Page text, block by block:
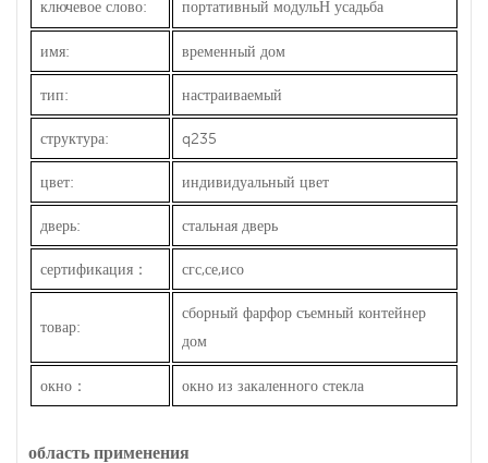
ключевое слово: портативный модульH усадьба
имя: временный дом
тип: настраиваемый
структура: q235
цвет: индивидуальный цвет
дверь: стальная дверь
сертификация ： сгс,се,исо
товар:
сборный фарфор съемный контейнер
дом
окно ： окно из закаленного стекла
область применения